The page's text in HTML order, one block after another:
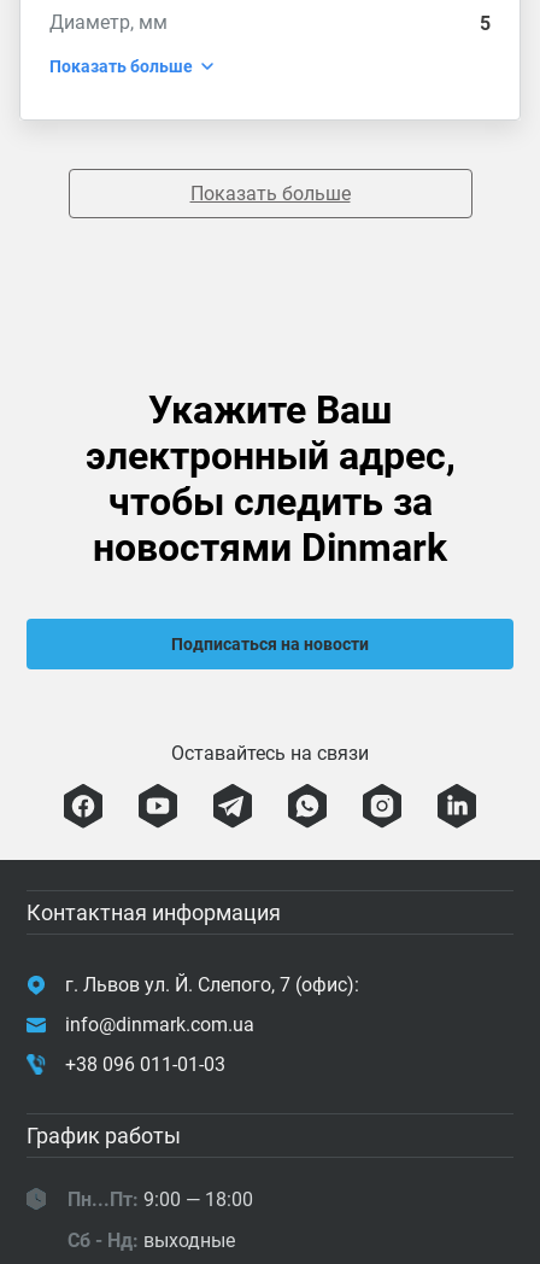
Диаметр, мм
5
Показать больше
Показать больше
Укажите Ваш
электронный адрес,
чтобы следить за
новостями Dinmark
Подписаться на новости
Оставайтесь на связи
Контактная информация
г. Львов ул. Й. Слепого, 7 (офис):
info@dinmark.com.ua
+38 096 011-01-03
График работы
Пн...Пт: 9:00 — 18:00
Сб - Нд: выходные